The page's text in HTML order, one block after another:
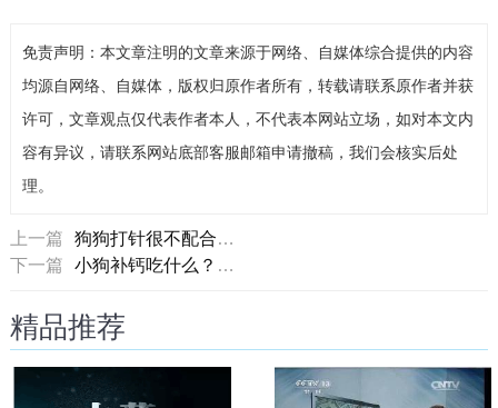
免责声明：本文章注明的文章来源于网络、自媒体综合提供的内容
均源自网络、自媒体，版权归原作者所有，转载请联系原作者并获
许可，文章观点仅代表作者本人，不代表本网站立场，如对本文内
容有异议，请联系网站底部客服邮箱申请撤稿，我们会核实后处
理。
上一篇
狗狗打针很不配合怎么办？给狗狗打针吃药时需要这样做
下一篇
小狗补钙吃什么？幼犬吃什么补钙最好？
精品推荐